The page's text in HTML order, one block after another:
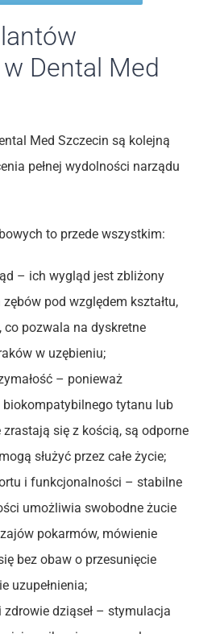
Dental Med
Med Szczecin są kolejną
pełnej wydolności narządu
to przede wszystkim:
– ich wygląd jest zbliżony
pod względem kształtu,
co pozwala na dyskretne
w uzębieniu;
– ponieważ
biokompatybilnego tytanu lub
się z kością, są odporne
służyć przez całe życie;
i funkcjonalności – stabilne
umożliwia swobodne żucie
pokarmów, mówienie
bez obaw o przesunięcie
uzupełnienia;
dziąseł – stymulacja